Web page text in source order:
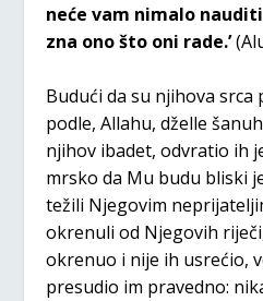
neće vam nimalo
zna ono što oni rade.’
Budući da su njihova srca
podle, Allahu, dželle
njihov ibadet, odvratio ih
mrsko da Mu budu bliski
težili Njegovim
okrenuli od Njegovih
okrenuo i nije ih usrećio,
presudio im pravedno: